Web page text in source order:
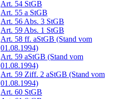
Art. 54 StGB
Art. 55 a StGB
Art. 56 Abs. 3 StGB
Art. 59 Abs. 1 StGB
Art. 58 ff. aStGB (Stand vom
01.08.1994)
Art. 59 aStGB (Stand vom
01.08.1994)
Art. 59 Ziff. 2 aStGB (Stand vom
01.08.1994)
Art. 60 StGB